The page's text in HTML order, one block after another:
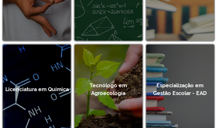
Licenciatura em Química
Tecnólogo em
Agroecologia
Especialização em
Gestão Escolar - EAD